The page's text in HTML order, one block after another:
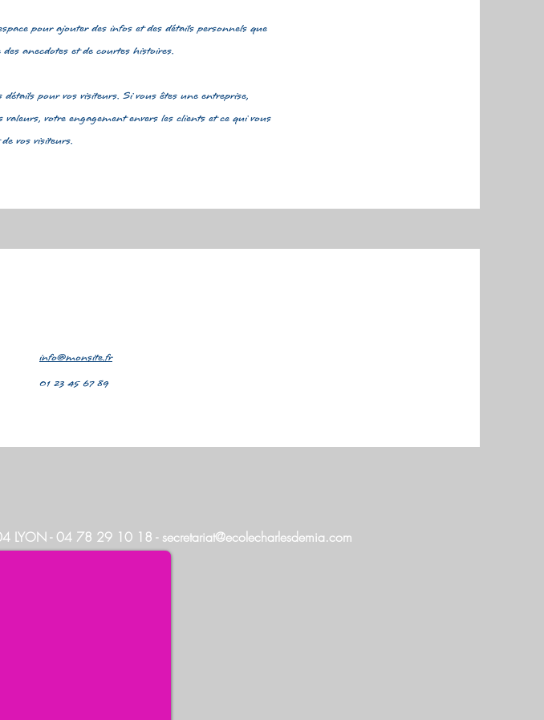
pour ajouter des infos et des détails personnels que
anecdotes et de courtes histoires.
pour vos visiteurs. Si vous êtes une entreprise,
votre engagement envers les clients et ce qui vous
vos visiteurs.
info@monsite.fr
01 23 45 67 89
LYON - 04 78 29 10 18 - secretariat@ecolecharlesdemia.com